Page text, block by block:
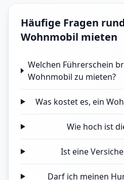
Häufige Fragen
Wohnmobil mieten
Welchen Führerschein
Wohnmobil zu mieten?
Was kostet es, ein
Wie hoch ist
Ist eine
Darf ich meinen